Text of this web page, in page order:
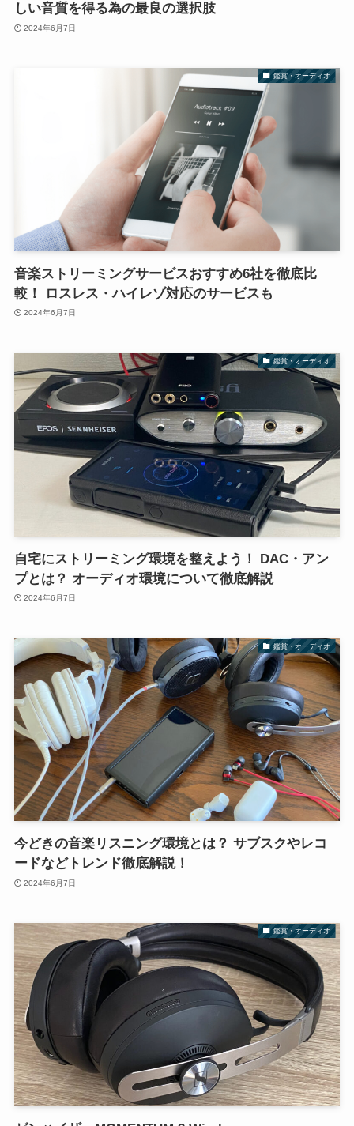
しい音質を得る為の最良の選択肢
2024年6月7日
鑑賞・オーディオ
音楽ストリーミングサービスおすすめ6社を徹底比
較！ ロスレス・ハイレゾ対応のサービスも
2024年6月7日
鑑賞・オーディオ
自宅にストリーミング環境を整えよう！ DAC・アン
プとは？ オーディオ環境について徹底解説
2024年6月7日
鑑賞・オーディオ
今どきの音楽リスニング環境とは？ サブスクやレコ
ードなどトレンド徹底解説！
2024年6月7日
鑑賞・オーディオ